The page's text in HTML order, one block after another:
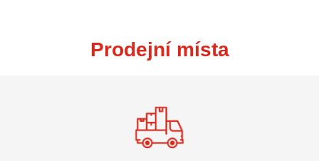
Prodejní místa